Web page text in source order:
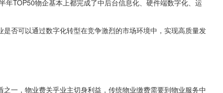
TOP50物企基本上都完成了中后台信息化、硬件端数字化、运
否可以通过数字化转型在竞争激烈的市场环境中，实现高质量发
一，物业费关乎业主切身利益，传统物业缴费需要到物业服务中